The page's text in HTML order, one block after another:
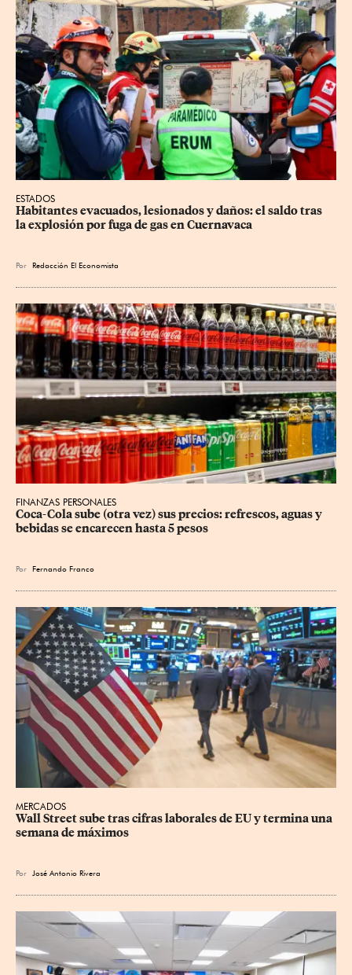
ESTADOS
Habitantes evacuados, lesionados y daños: el saldo tras
la explosión por fuga de gas en Cuernavaca
Por Redacción El Economista
FINANZAS PERSONALES
Coca-Cola sube (otra vez) sus precios: refrescos, aguas y
bebidas se encarecen hasta 5 pesos
Por Fernando Franco
MERCADOS
Wall Street sube tras cifras laborales de EU y termina una
semana de máximos
Por José Antonio Rivera